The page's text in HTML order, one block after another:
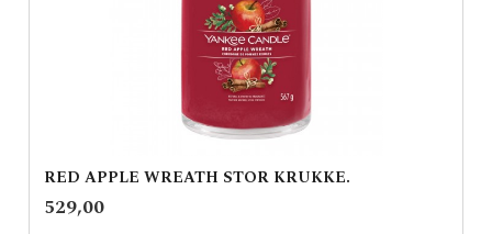
RED APPLE WREATH STOR KRUKKE.
Pris
529,00